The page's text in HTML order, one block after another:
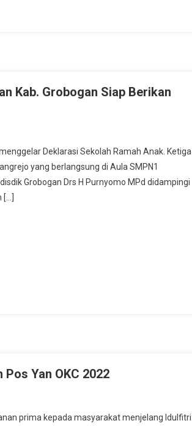
Kab. Grobogan Siap Berikan
Deklarasi Sekolah Ramah Anak. Ketiga
yang berlangsung di Aula SMPN1
Grobogan Drs H Purnyomo MPd didampingi
[…]
Yan OKC 2022
prima kepada masyarakat menjelang Idulfitri